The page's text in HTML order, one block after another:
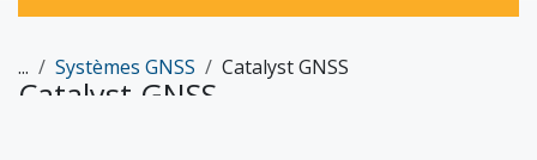
... Systèmes GNSS Catalyst GNSS
Catalyst GNSS